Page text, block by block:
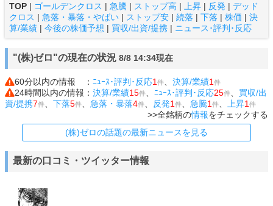
TOP | ゴールデンクロス | 急騰 | ストップ高 | 上昇 | 反発 | デッド
クロス | 急落・暴落・やばい | ストップ安 | 続落 | 下落 | 株価 | 決
算/業績 | 今後の株価予想 | 買収/出資/提携 | ニュース･評判･反応
"(株)ゼロ"の現在の状況 8/8 14:34現在
60分以内の情報 ： ﾆｭｰｽ･評判･反応1 件 決算/業績1 件
24時間以内の情報： 決算/業績15件 ﾆｭｰｽ･評判･反応25件
買収/出
資/提携7件 下落5件 急落・暴落4件 反発1 件 急騰1 件 上昇1 件
>>全銘柄の情報をチェックする
(株)ゼロの話題の最新ニュースを見る
最新の口コミ・ツイッター情報